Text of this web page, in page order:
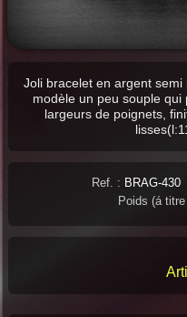
Joli bracelet en argent
modèle un peu souple
largeurs de poignets,
Ref. : BRAG-430
Poids (á